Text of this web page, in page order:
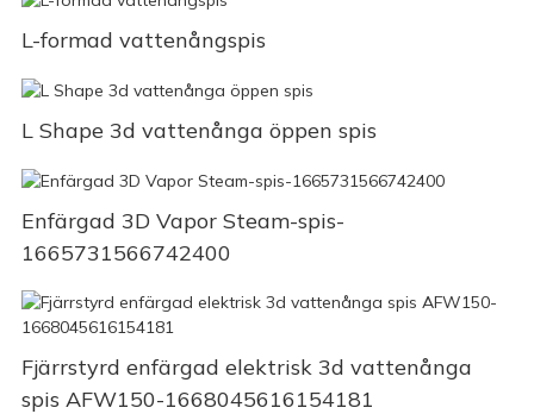
L-formad vattenångspis
L Shape 3d vattenånga öppen spis
Enfärgad 3D Vapor Steam-spis-
1665731566742400
Fjärrstyrd enfärgad elektrisk 3d vattenånga
spis AFW150-1668045616154181